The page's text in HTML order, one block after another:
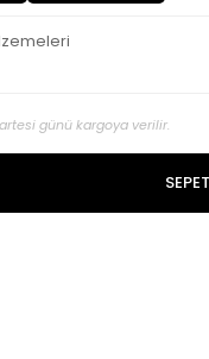
günü kargoya verilir.